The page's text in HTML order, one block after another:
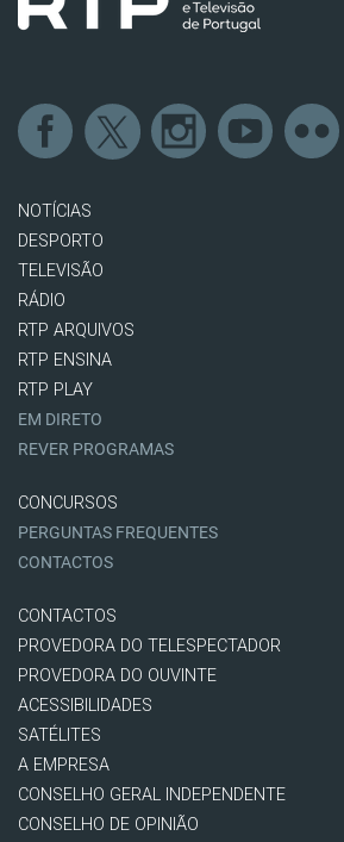
NOTÍCIAS
DESPORTO
TELEVISÃO
RÁDIO
RTP ARQUIVOS
RTP ENSINA
RTP PLAY
EM DIRETO
REVER PROGRAMAS
CONCURSOS
PERGUNTAS FREQUENTES
CONTACTOS
CONTACTOS
PROVEDORA DO TELESPECTADOR
PROVEDORA DO OUVINTE
ACESSIBILIDADES
SATÉLITES
A EMPRESA
CONSELHO GERAL INDEPENDENTE
CONSELHO DE OPINIÃO